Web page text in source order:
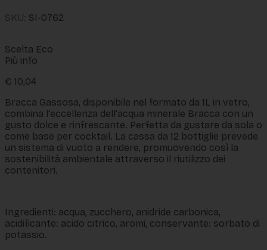
SKU: SI-0762
Scelta Eco
Più info
€ 10,04
Bracca Gassosa, disponibile nel formato da 1L in vetro,
combina l'eccellenza dell'acqua minerale Bracca con un
gusto dolce e rinfrescante. Perfetta da gustare da sola o
come base per cocktail. La cassa da 12 bottiglie prevede
un sistema di vuoto a rendere, promuovendo così la
sostenibilità ambientale attraverso il riutilizzo dei
contenitori.
Ingredienti: acqua, zucchero, anidride carbonica,
acidificante: acido citrico, aromi, conservante: sorbato di
potassio.